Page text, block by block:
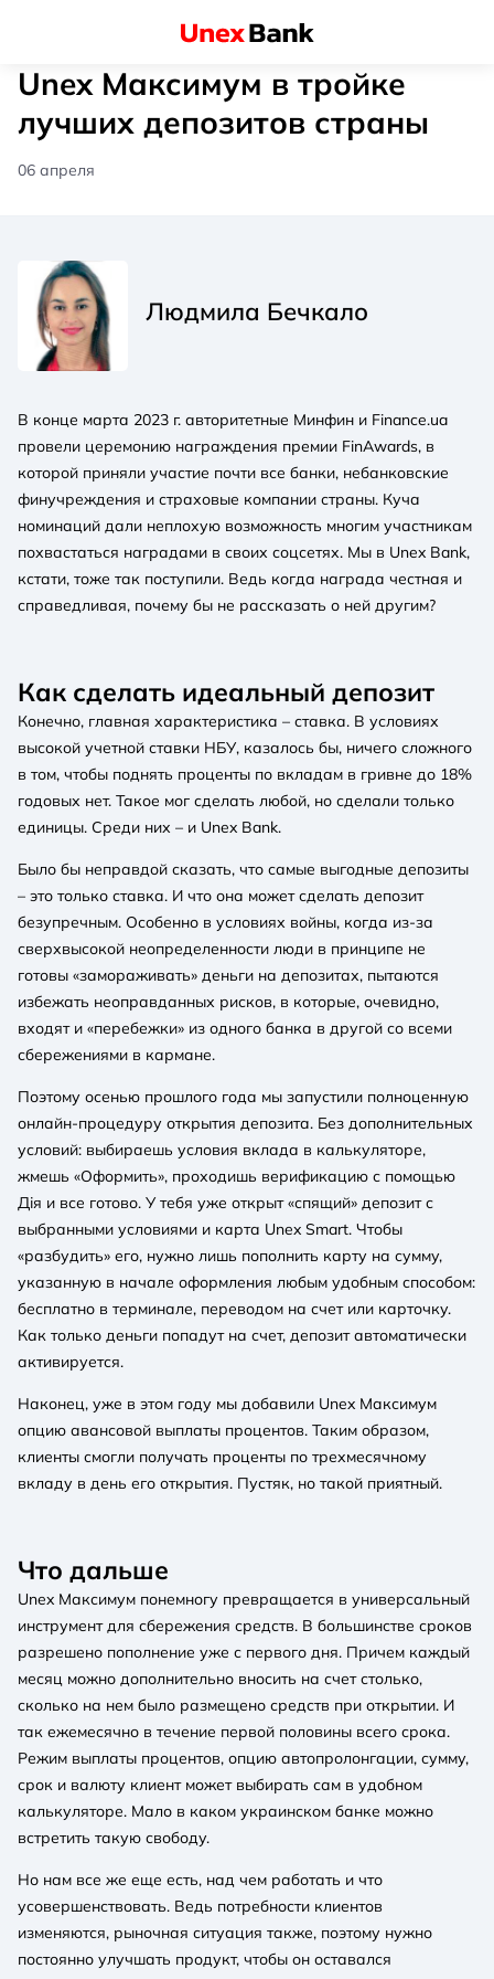
Unex Максимум в тройке
лучших депозитов страны
06 апреля
Людмила Бечкало
В конце марта 2023 г. авторитетные Минфин и Finance.ua
провели церемонию награждения премии FinAwards, в
которой приняли участие почти все банки, небанковские
финучреждения и страховые компании страны. Куча
номинаций дали неплохую возможность многим участникам
похвастаться наградами в своих соцсетях. Мы в Unex Bank,
кстати, тоже так поступили. Ведь когда награда честная и
справедливая, почему бы не рассказать о ней другим?
Как сделать идеальный депозит
Конечно, главная характеристика – ставка. В условиях
высокой учетной ставки НБУ, казалось бы, ничего сложного
в том, чтобы поднять проценты по вкладам в гривне до 18%
годовых нет. Такое мог сделать любой, но сделали только
единицы. Среди них – и Unex Bank.
Было бы неправдой сказать, что самые выгодные депозиты
– это только ставка. И что она может сделать депозит
безупречным. Особенно в условиях войны, когда из-за
сверхвысокой неопределенности люди в принципе не
готовы «замораживать» деньги на депозитах, пытаются
избежать неоправданных рисков, в которые, очевидно,
входят и «перебежки» из одного банка в другой со всеми
сбережениями в кармане.
Поэтому осенью прошлого года мы запустили полноценную
онлайн-процедуру открытия депозита. Без дополнительных
условий: выбираешь условия вклада в калькуляторе,
жмешь «Оформить», проходишь верификацию с помощью
Дія и все готово. У тебя уже открыт «спящий» депозит с
выбранными условиями и карта Unex Smart. Чтобы
«разбудить» его, нужно лишь пополнить карту на сумму,
указанную в начале оформления любым удобным способом:
бесплатно в терминале, переводом на счет или карточку.
Как только деньги попадут на счет, депозит автоматически
активируется.
Наконец, уже в этом году мы добавили Unex Максимум
опцию авансовой выплаты процентов. Таким образом,
клиенты смогли получать проценты по трехмесячному
вкладу в день его открытия. Пустяк, но такой приятный.
Что дальше
Unex Максимум понемногу превращается в универсальный
инструмент для сбережения средств. В большинстве сроков
разрешено пополнение уже с первого дня. Причем каждый
месяц можно дополнительно вносить на счет столько,
сколько на нем было размещено средств при открытии. И
так ежемесячно в течение первой половины всего срока.
Режим выплаты процентов, опцию автопролонгации, сумму,
срок и валюту клиент может выбирать сам в удобном
калькуляторе. Мало в каком украинском банке можно
встретить такую свободу.
Но нам все же еще есть, над чем работать и что
усовершенствовать. Ведь потребности клиентов
изменяются, рыночная ситуация также, поэтому нужно
постоянно улучшать продукт, чтобы он оставался